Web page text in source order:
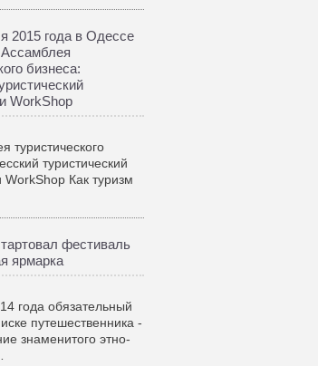
2015 года в Одессе
бизнеса:
WorkShop
туристического
туристический
Как туризм
фестиваль
ярмарка
года обязательный
путешественника -
знаменитого этно-